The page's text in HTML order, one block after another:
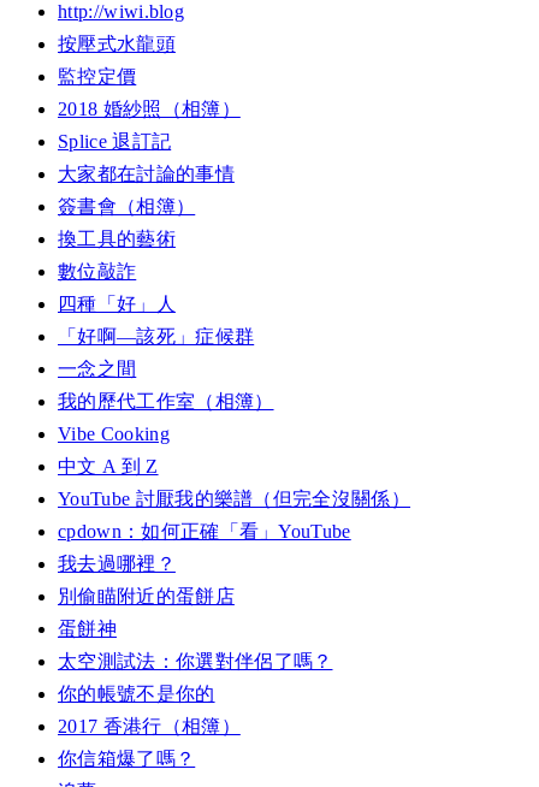
http://wiwi.blog
按壓式水龍頭
監控定價
2018 婚紗照（相簿）
Splice 退訂記
大家都在討論的事情
簽書會（相簿）
換工具的藝術
數位敲詐
四種「好」人
「好啊—該死」症候群
一念之間
我的歷代工作室（相簿）
Vibe Cooking
中文 A 到 Z
YouTube 討厭我的樂譜（但完全沒關係）
cpdown：如何正確「看」YouTube
我去過哪裡？
別偷瞄附近的蛋餅店
蛋餅神
太空測試法：你選對伴侶了嗎？
你的帳號不是你的
2017 香港行（相簿）
你信箱爆了嗎？